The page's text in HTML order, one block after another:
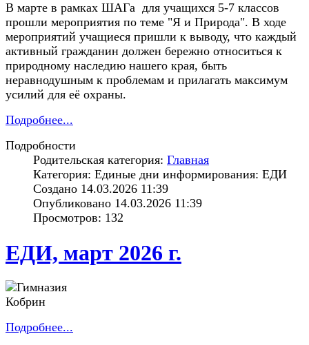
В марте в рамках ШАГа для учащихся 5-7 классов
прошли мероприятия по теме "Я и Природа". В ходе
мероприятий учащиеся пришли к выводу, что каждый
активный гражданин должен бережно относиться к
природному наследию нашего края, быть
неравнодушным к проблемам и прилагать максимум
усилий для её охраны.
Подробнее...
Подробности
Родительская категория: Главная
Категория: Единые дни информирования: ЕДИ
Создано 14.03.2026 11:39
Опубликовано 14.03.2026 11:39
Просмотров: 132
ЕДИ, март 2026 г.
Подробнее...